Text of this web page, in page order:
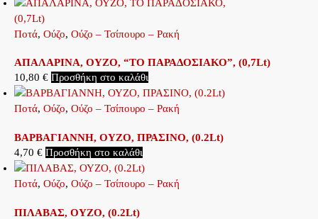
Ποτά, Ούζο, Ούζο – Τσίπουρο – Ρακή
ΑΠΑΛΑΡΙΝΑ, ΟΥΖΟ, “ΤΟ ΠΑΡΑΔΟΣΙΑΚΟ”, (0,7Lt)
10,80 € Προσθήκη στο καλάθι
Ποτά, Ούζο, Ούζο – Τσίπουρο – Ρακή
ΒΑΡΒΑΓΙΑΝΝΗ, ΟΥΖΟ, ΠΡΑΣΙΝΟ, (0.2Lt)
4,70 € Προσθήκη στο καλάθι
Ποτά, Ούζο, Ούζο – Τσίπουρο – Ρακή
ΠΙΛΑΒΑΣ, ΟΥΖΟ, (0.2Lt)